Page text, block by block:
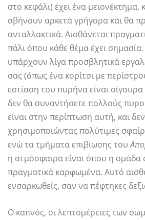
στο κεφάλι) έχει ένα μειονέκτημα,
σβήνουν αρκετά γρήγορα και θα
ανταλλακτικά. Αισθάνεται
πάλι όπου κάθε θέμα έχει
υπάρχουν λίγα προσβλητικά
σας (όπως ένα κορίτσι με
εστίαση του πυρήνα είναι
δεν θα συναντήσετε πολλούς
είναι στην περίπτωση αυτή, και
χρησιμοποιώντας πολύτιμες
ενώ τα τμήματα επιβίωσης του
η ατμόσφαιρα είναι όπου η ομάδα
πραγματικά καρφωμένα. Αυτό
ενσαρκωθείς, σαν να πέφτηκες
Ο καπνός, οι λεπτομέρειες των